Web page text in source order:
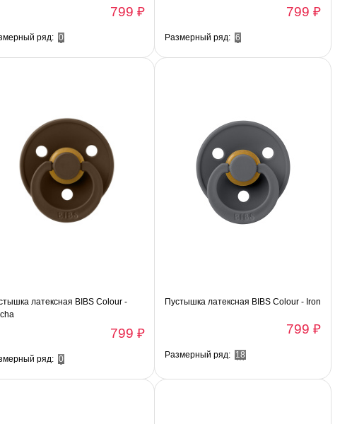
799 ₽
ряд: 0
799 ₽
Размерный ряд: 6
латексная BIBS Colour -
799 ₽
ряд: 0
Пустышка латексная BIBS Colour - Iron
799 ₽
Размерный ряд: 18